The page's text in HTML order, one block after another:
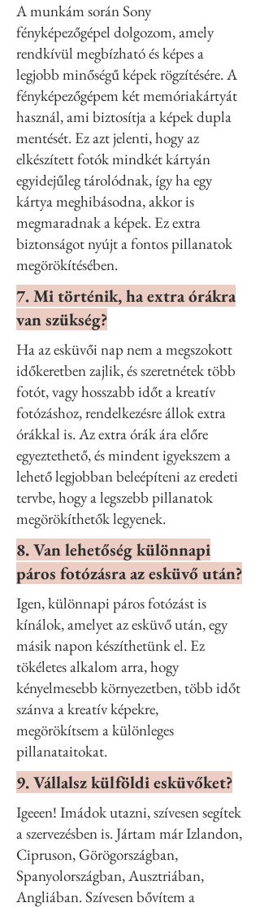
A munkám során Sony
fényképezőgépel dolgozom, amely
rendkívül megbízható és képes a
legjobb minőségű képek rögzítésére. A
fényképezőgépem két memóriakártyát
használ, ami biztosítja a képek dupla
mentését. Ez azt jelenti, hogy az
elkészített fotók mindkét kártyán
egyidejűleg tárolódnak, így ha egy
kártya meghibásodna, akkor is
megmaradnak a képek. Ez extra
biztonságot nyújt a fontos pillanatok
megörökítésében.
7. Mi történik, ha extra órákra
van szükség?
Ha az esküvői nap nem a megszokott
időkeretben zajlik, és szeretnétek több
fotót, vagy hosszabb időt a kreatív
fotózáshoz, rendelkezésre állok extra
órákkal is. Az extra órák ára előre
egyeztethető, és mindent igyekszem a
lehető legjobban beleépíteni az eredeti
tervbe, hogy a legszebb pillanatok
megörökíthetők legyenek.
8. Van lehetőség különnapi
páros fotózásra az esküvő után?
Igen, különnapi páros fotózást is
kínálok, amelyet az esküvő után, egy
másik napon készíthetünk el. Ez
tökéletes alkalom arra, hogy
kényelmesebb környezetben, több időt
szánva a kreatív képekre,
megörökítsem a különleges
pillanataitokat.
9. Vállalsz külföldi esküvőket?
Igeeen! Imádok utazni, szívesen segítek
a szervezésben is. Jártam már Izlandon,
Cipruson, Görögországban,
Spanyolországban, Ausztriában,
Angliában. Szívesen bővítem a